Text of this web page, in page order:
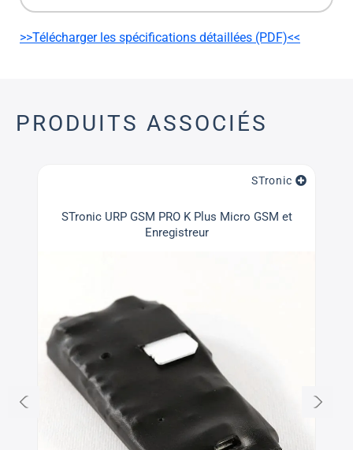
>>Télécharger les spécifications détaillées (PDF)<<
PRODUITS ASSOCIÉS
STronic
STronic URP GSM PRO K Plus Micro GSM et
Enregistreur